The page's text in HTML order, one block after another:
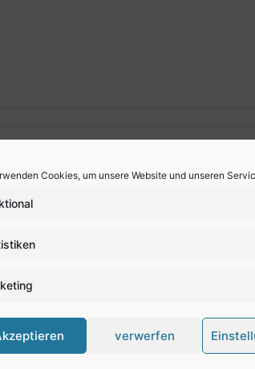
Cookies, um unsere Website und unseren
verwerfen